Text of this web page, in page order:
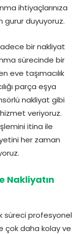
ihtiyaçlarınıza
gurur duyuyoruz.
bir nakliyat
sürecinde bir
eve taşımacılık
parça eşya
nakliyat gibi
veriyoruz.
itina ile
her zaman
Nakliyatın
süreci profesyonel
çok daha kolay ve